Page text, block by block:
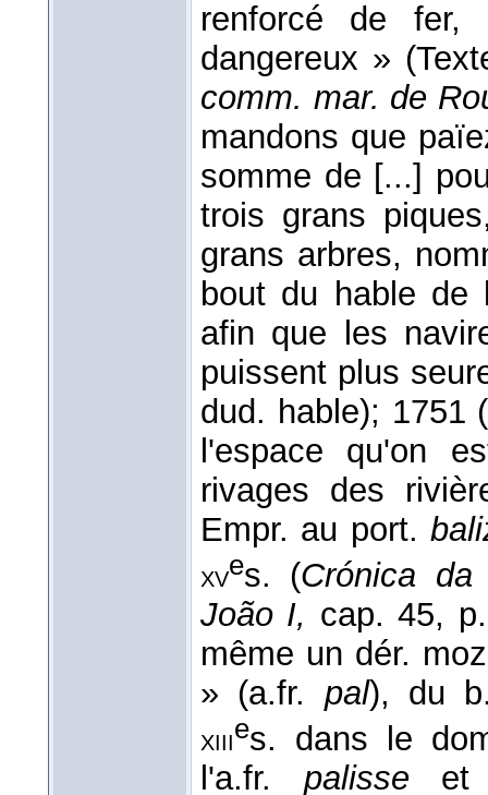
renforcé de fer,
dangereux »
comm. mar. de
mandons que
somme de [...]
trois grans
grans arbres,
bout du hable de
afin que les
puissent plus
dud. hable); 1751 (
l'espace qu'on
rivages des
Empr. au port.
xves. (Crónica
João I, cap. 45,
même un dér.
» (a.fr. pal), du
xiiies. dans le
l'a.fr. palisse et